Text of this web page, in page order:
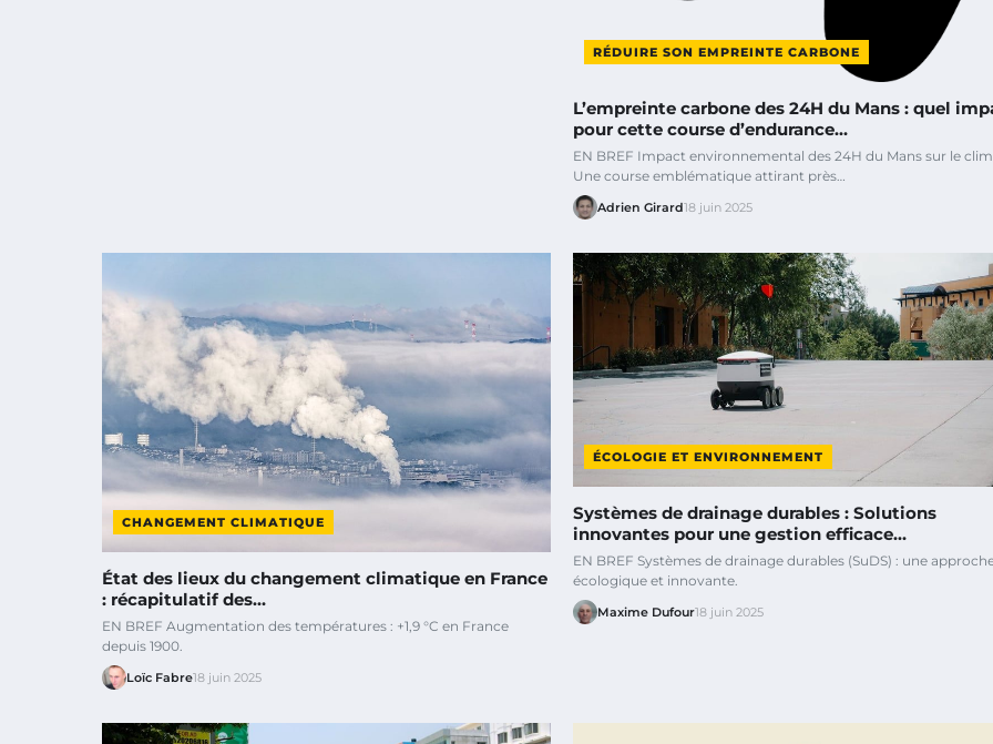
RÉDUIRE SON EMPREINTE CARBONE
L’empreinte carbone des 24H du Mans : quel
pour cette course d’endurance…
EN BREF Impact environnemental des 24H du Mans sur le
Une course emblématique attirant près…
Adrien Girard18 juin 2025
CHANGEMENT CLIMATIQUE
État des lieux du changement climatique en France
: récapitulatif des…
EN BREF Augmentation des températures : +1,9 °C en France
depuis 1900.
Loïc Fabre18 juin 2025
ÉCOLOGIE ET ENVIRONNEMENT
Systèmes de drainage durables : Solutions
innovantes pour une gestion efficace…
EN BREF Systèmes de drainage durables (SuDS) : une
écologique et innovante.
Maxime Dufour18 juin 2025